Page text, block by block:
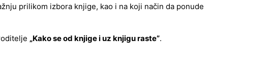
prilikom izbora knjige, kao i na koji način da ponude
„Kako se od knjige i uz knjigu raste”.